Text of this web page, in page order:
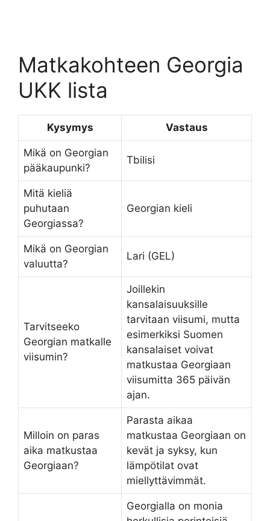
Matkakohteen Georgia
UKK lista
Kysymys Vastaus
Mikä on Georgian
pääkaupunki?
Tbilisi
Mitä kieliä
puhutaan
Georgiassa?
Georgian kieli
Mikä on Georgian
valuutta?
Lari (GEL)
Tarvitseeko
Georgian matkalle
viisumin?
Joillekin
kansalaisuuksille
tarvitaan viisumi, mutta
esimerkiksi Suomen
kansalaiset voivat
matkustaa Georgiaan
viisumitta 365 päivän
ajan.
Milloin on paras
aika matkustaa
Georgiaan?
Parasta aikaa
matkustaa Georgiaan on
kevät ja syksy, kun
lämpötilat ovat
miellyttävimmät.
Georgialla on monia